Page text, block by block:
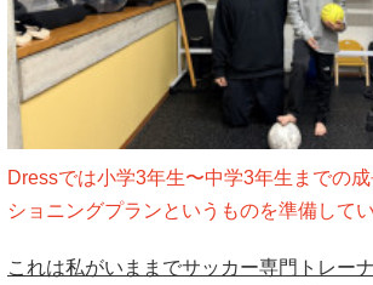
Dressでは小学3年生〜中学3年生までの
ショニングプランというものを準備してい
これは私がいままでサッカー専門トレー